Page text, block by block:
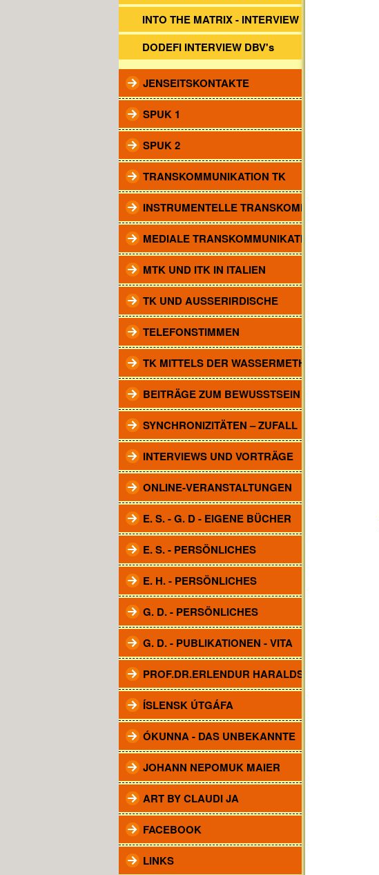
INTO THE MATRIX - INTERVIEW
DODEFI INTERVIEW DBV's
JENSEITSKONTAKTE
SPUK 1
SPUK 2
TRANSKOMMUNIKATION TK
INSTRUMENTELLE TRANSKOMM.
MEDIALE TRANSKOMMUNIKATION
MTK UND ITK IN ITALIEN
TK UND AUSSERIRDISCHE
TELEFONSTIMMEN
TK MITTELS DER WASSERMETHODE
BEITRÄGE ZUM BEWUSSTSEIN
SYNCHRONIZITÄTEN – ZUFALL
INTERVIEWS UND VORTRÄGE
ONLINE-VERANSTALTUNGEN
E. S. - G. D - EIGENE BÜCHER
E. S. - PERSÖNLICHES
E. H. - PERSÖNLICHES
G. D. - PERSÖNLICHES
G. D. - PUBLIKATIONEN - VITA
PROF.DR.ERLENDUR HARALDSSON
ÍSLENSK ÚTGÁFA
ÓKUNNA - DAS UNBEKANNTE
JOHANN NEPOMUK MAIER
ART BY CLAUDI JA
FACEBOOK
LINKS